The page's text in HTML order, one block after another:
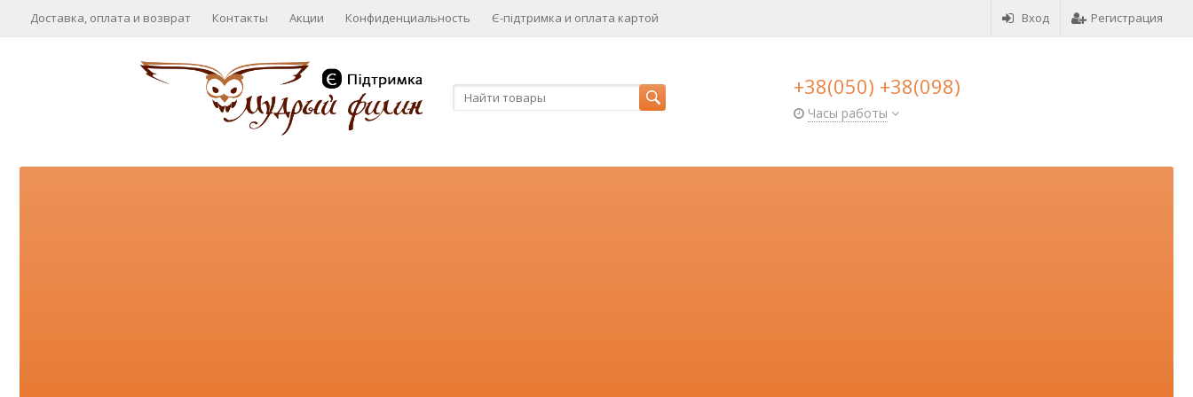
Вход Регистрация
Доставка, оплата и возврат Контакты Акции Конфиденциальность Є-підтримка и оплата картой
+38(050) +38(098)
Часы работы